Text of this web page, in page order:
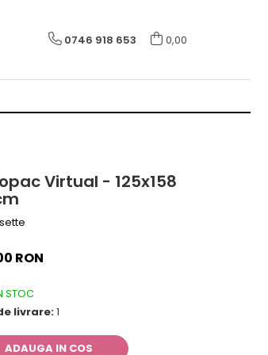
0746 918 653 0,00
Virtual - 125x158
RON
STOC
livrare:1
ADAUGA IN COS